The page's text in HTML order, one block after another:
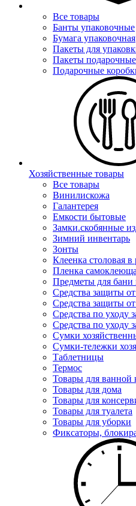
Все товары
Банты упаковочные
Бумага упаковочная
Пакеты для
Пакеты подарочные
Подарочные
Хозяйственные товары
Все товары
Винилискожа
Галантерея
Емкости бытовые
Замки.скобянные
Зимний инвентарь
Зонты
Клеенка столовая в
Пленка
Предметы для бани
Средства защиты
Средства защиты
Средства по уходу
Средства по уходу
Сумки
Сумки-тележки
Таблетницы
Термос
Товары для ванной
Товары для дома
Товары для
Товары для туалета
Товары для уборки
Фиксаторы,